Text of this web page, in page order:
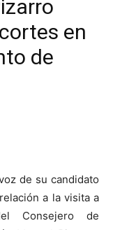
en
de
de su candidato
a la visita a
Consejero de